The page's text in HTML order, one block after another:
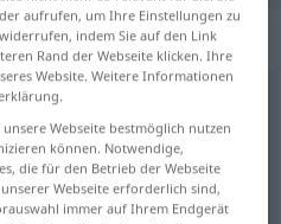
anklicken/antippen)
aufrufen, um Ihre Einstellungen zu
indem Sie auf den Link
Rand der Webseite klicken. Ihre
Website. Weitere Informationen
Webseite bestmöglich nutzen
können. Notwendige,
die für den Betrieb der Webseite
Webseite erforderlich sind,
immer auf Ihrem Endgerät